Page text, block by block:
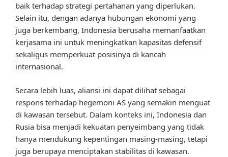
baik terhadap strategi pertahanan yang diperlukan.
Selain itu, dengan adanya hubungan ekonomi yang
juga berkembang, Indonesia berusaha memanfaatkan
kerjasama ini untuk meningkatkan kapasitas defensif
sekaligus memperkuat posisinya di kancah
internasional.
Secara lebih luas, aliansi ini dapat dilihat sebagai
respons terhadap hegemoni AS yang semakin menguat
di kawasan tersebut. Dalam konteks ini, Indonesia dan
Rusia bisa menjadi kekuatan penyeimbang yang tidak
hanya mendukung kepentingan masing-masing, tetapi
juga berupaya menciptakan stabilitas di kawasan.